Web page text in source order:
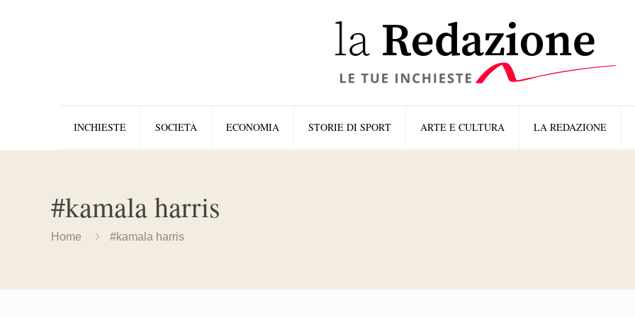
INCHIESTE SOCIETÀ ECONOMIA STORIE DI SPORT ARTE E CULTURA LA REDAZIONE
#kamala harris
Home #kamala harris